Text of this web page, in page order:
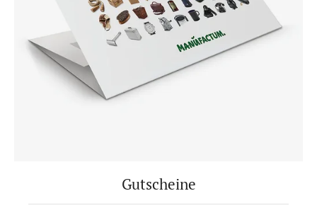
Gutscheine